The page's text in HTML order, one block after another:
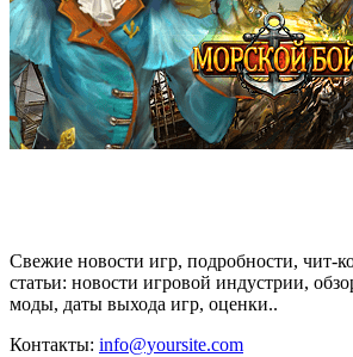
Свежие новости игр, подробности, чит-
статьи: новости игровой индустрии,
моды, даты выхода игр, оценки..
Контакты: info@yoursite.com